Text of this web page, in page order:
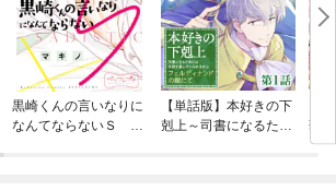
黒崎くんの言いなりに
なんてならないＳ ベ
【単話版】本好きの下
剋上～司書になるため
華